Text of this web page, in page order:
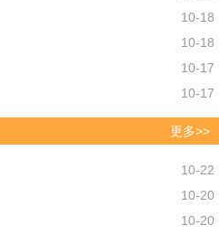
10-18
10-18
10-17
10-17
更多>>
10-22
10-20
10-20